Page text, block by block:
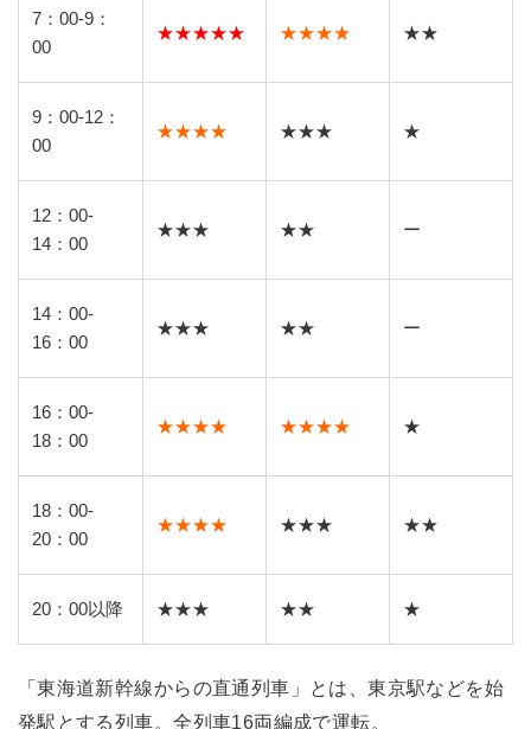
7：00-9：
00
★★★★★ ★★★★ ★★
9：00-12：
00
★★★★ ★★★ ★
12：00-
14：00
★★★ ★★ ー
14：00-
16：00
★★★ ★★ ー
16：00-
18：00
★★★★ ★★★★ ★
18：00-
20：00
★★★★ ★★★ ★★
20：00以降 ★★★ ★★ ★
「東海道新幹線からの直通列車」とは、東京駅などを始
発駅とする列車。全列車16両編成で運転。